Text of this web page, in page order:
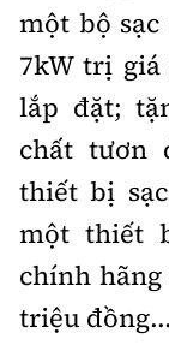
một bộ
7kW trị
lắp đặt;
chất tươn
thiết bị
một thiết
chính
triệu đồng...